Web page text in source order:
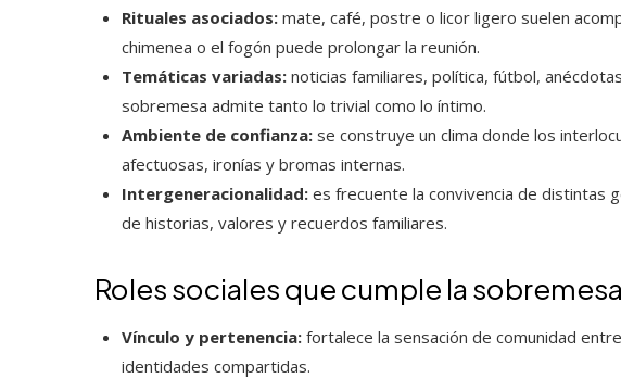
Rituales asociados: mate, café, postre o licor ligero suelen
chimenea o el fogón puede prolongar la reunión.
Temáticas variadas: noticias familiares, política, fútbol,
sobremesa admite tanto lo trivial como lo íntimo.
Ambiente de confianza: se construye un clima donde los
afectuosas, ironías y bromas internas.
Intergeneracionalidad: es frecuente la convivencia de distintas
de historias, valores y recuerdos familiares.
Roles sociales que cumple la sobremesa
Vínculo y pertenencia: fortalece la sensación de comunidad
identidades compartidas.